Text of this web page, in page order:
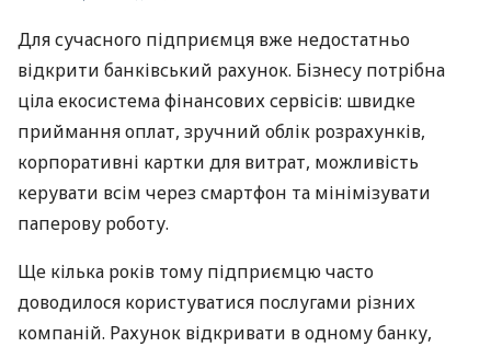
Для сучасного підприємця вже недостатньо
відкрити банківський рахунок. Бізнесу потрібна
ціла екосистема фінансових сервісів: швидке
приймання оплат, зручний облік розрахунків,
корпоративні картки для витрат, можливість
керувати всім через смартфон та мінімізувати
паперову роботу.
Ще кілька років тому підприємцю часто
доводилося користуватися послугами різних
компаній. Рахунок відкривати в одному банку,